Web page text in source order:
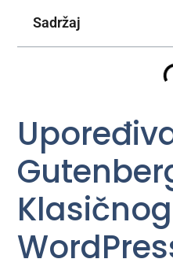
Sadržaj
Klasičnog